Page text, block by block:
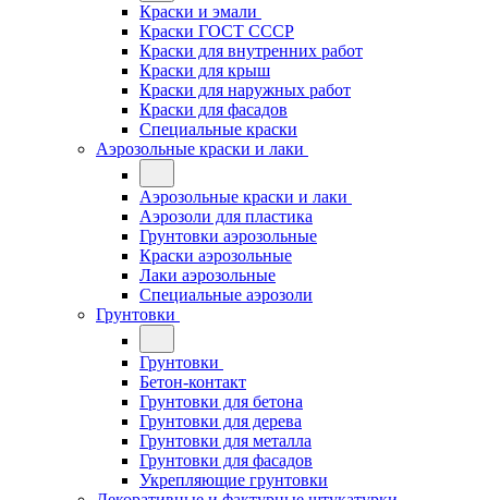
Краски и эмали
Краски ГОСТ СССР
Краски для внутренних работ
Краски для крыш
Краски для наружных работ
Краски для фасадов
Специальные краски
Аэрозольные краски и лаки
Аэрозольные краски и лаки
Аэрозоли для пластика
Грунтовки аэрозольные
Краски аэрозольные
Лаки аэрозольные
Специальные аэрозоли
Грунтовки
Грунтовки
Бетон-контакт
Грунтовки для бетона
Грунтовки для дерева
Грунтовки для металла
Грунтовки для фасадов
Укрепляющие грунтовки